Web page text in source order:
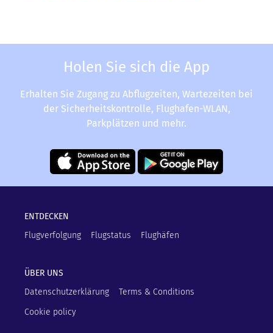
Holen Sie sich die App
Erhalten Sie Zugang zu Abflugzeiten, Wartezeiten bei
der Sicherheitskontrolle, Flughafen-WLAN,
Parkplätzen und mehr.
ENTDECKEN
Flugverfolgung
Flugstatus Flughäfen
ÜBER UNS
Datenschutzerklärung
Terms & Conditions
Cookie policy